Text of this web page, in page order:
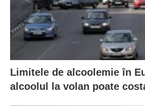
Limitele de alcoolemie în
alcoolul la volan poate